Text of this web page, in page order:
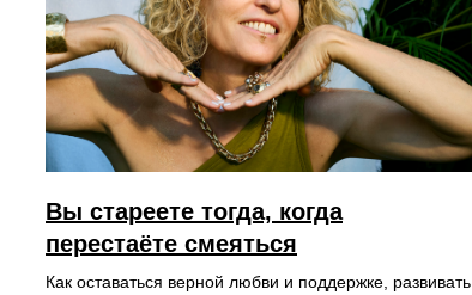
Вы стареете тогда, когда
перестаёте смеяться
Как оставаться верной любви и поддержке, развивать